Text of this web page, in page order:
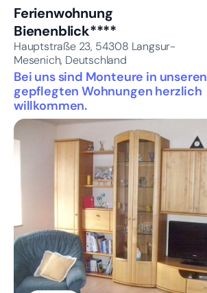
Ferienwohnung
Bienenblick****
Hauptstraße 23, 54308 Langsur-
Mesenich, Deutschland
Bei uns sind Monteure in unseren
gepflegten Wohnungen herzlich
willkommen.